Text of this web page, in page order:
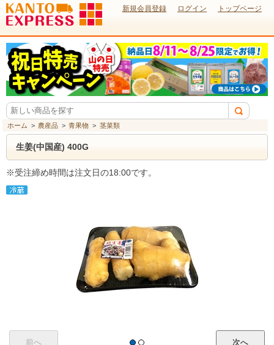
新規会員登録 ログイン トップページ
ホーム > 農産品 > 青果物 > 茎菜類
生姜(中国産) 400G
※受注締め時間は注文日の18:00です。